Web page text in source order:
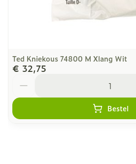
Ted Kniekous 74800 M Xlang Wit
€ 32,75
Bestel